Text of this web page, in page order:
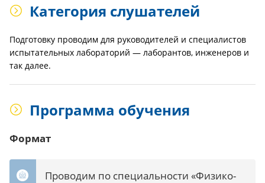
Категория слушателей
Подготовку проводим для руководителей и специалистов
испытательных лабораторий — лаборантов, инженеров и
так далее.
Программа обучения
Формат
Проводим по специальности «Физико-